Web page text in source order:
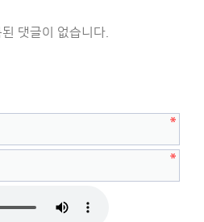
댓글이 없습니다.